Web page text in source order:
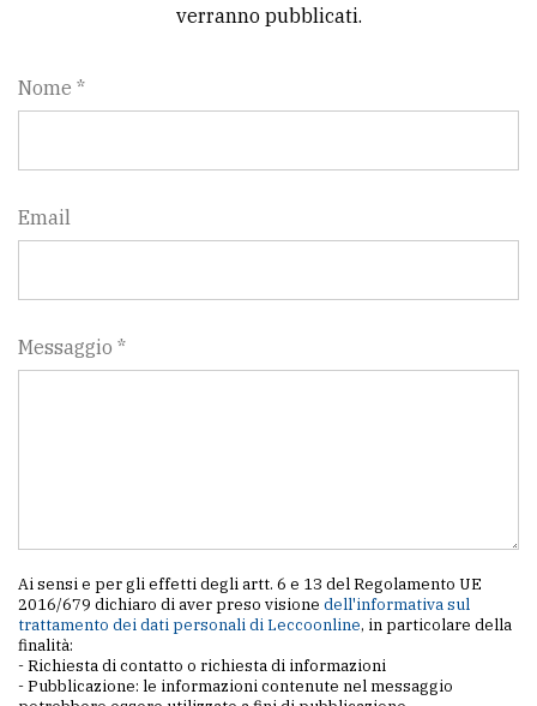
verranno pubblicati.
Nome *
Email
Messaggio *
Ai sensi e per gli effetti degli artt. 6 e 13 del Regolamento UE
2016/679 dichiaro di aver preso visione dell'informativa sul
trattamento dei dati personali di Leccoonline, in particolare della
finalità:
- Richiesta di contatto o richiesta di informazioni
- Pubblicazione: le informazioni contenute nel messaggio